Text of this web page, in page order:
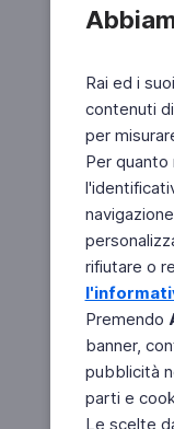
Rai ed i
contenuti
per
Per
rifiutare o
Premendo
banner,
pubblicità
parti e
Le scelte